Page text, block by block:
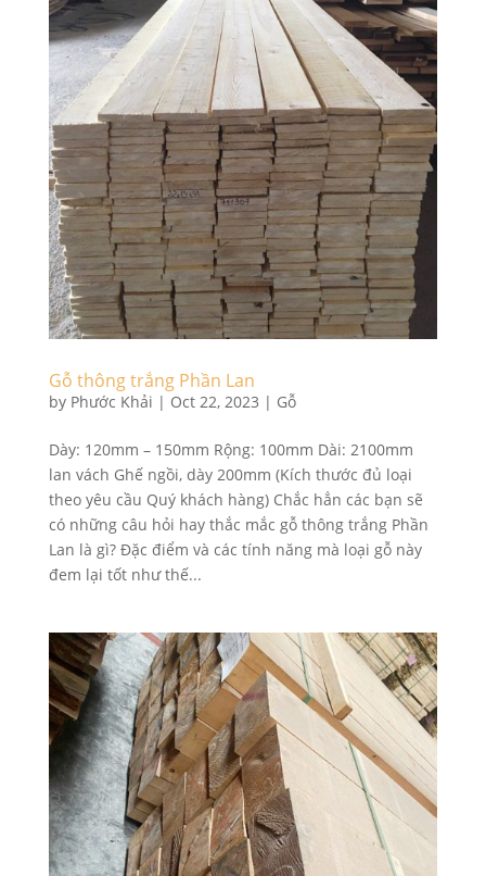
Gỗ thông trắng Phần Lan
by Phước Khải | Oct 22, 2023 | Gỗ
Dày: 120mm – 150mm Rộng: 100mm Dài: 2100mm
lan vách Ghế ngồi, dày 200mm (Kích thước đủ loại
theo yêu cầu Quý khách hàng) Chắc hẳn các bạn sẽ
có những câu hỏi hay thắc mắc gỗ thông trắng Phần
Lan là gì? Đặc điểm và các tính năng mà loại gỗ này
đem lại tốt như thế...